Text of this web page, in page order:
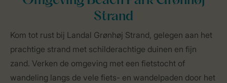
Strand
Kom tot rust bij Landal Grønhøj Strand, gelegen aan het
prachtige strand met schilderachtige duinen en fijn
zand. Verken de omgeving met een fietstocht of
wandeling langs de vele fiets- en wandelpaden door het